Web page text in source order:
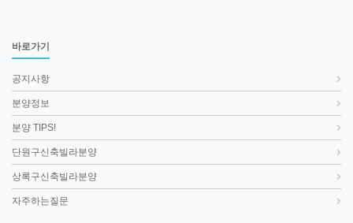
바로가기
공지사항
분양정보
분양 TIPS!
단원구신축빌라분양
상록구신축빌라분양
자주하는질문